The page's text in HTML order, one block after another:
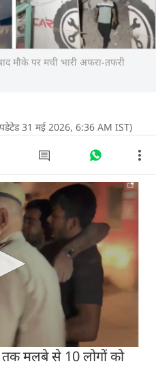
मौके पर मची भारी अफरा-तफरी
31 मई 2026, 6:36 AM IST)
के पास एक बड़ा हादसा
के सैदुलाजाब में एक
गई. यह इमारत पास की ही
जिसके नीचे बनी कैंटीन में
गए. घटना की जानकारी
डिपार्टमेंट तथा
रेस्क्यू ऑपरेशन चला
तक मलबे से 10 लोगों को